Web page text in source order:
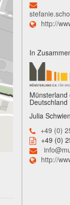
http://
In
Münsterland
Deutschland
Julia
+49 (0)
+49 (0)
http://